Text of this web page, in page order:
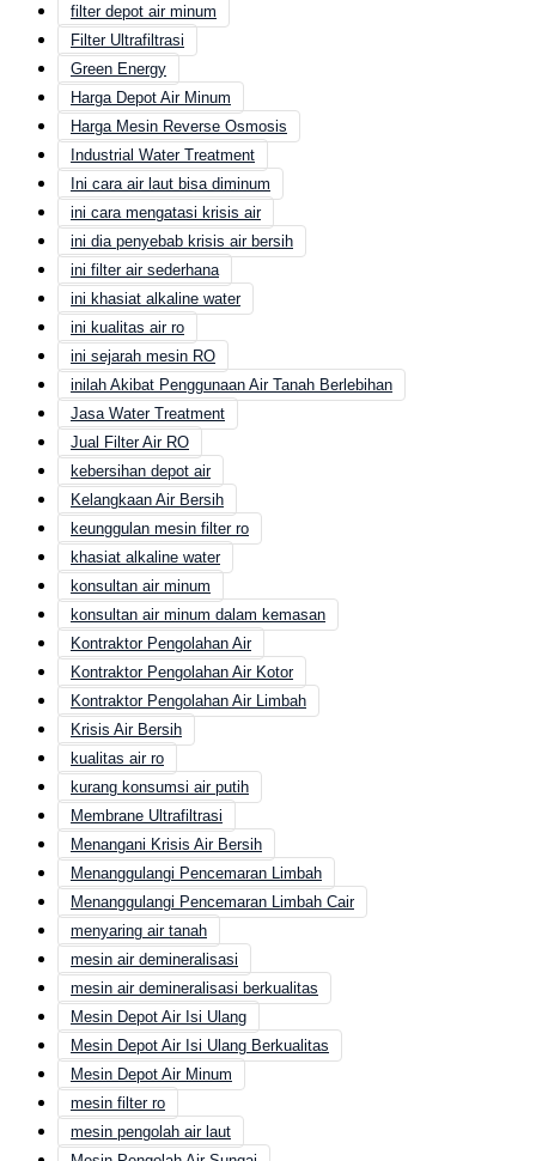
filter depot air minum
Filter Ultrafiltrasi
Green Energy
Harga Depot Air Minum
Harga Mesin Reverse Osmosis
Industrial Water Treatment
Ini cara air laut bisa diminum
ini cara mengatasi krisis air
ini dia penyebab krisis air bersih
ini filter air sederhana
ini khasiat alkaline water
ini kualitas air ro
ini sejarah mesin RO
inilah Akibat Penggunaan Air Tanah Berlebihan
Jasa Water Treatment
Jual Filter Air RO
kebersihan depot air
Kelangkaan Air Bersih
keunggulan mesin filter ro
khasiat alkaline water
konsultan air minum
konsultan air minum dalam kemasan
Kontraktor Pengolahan Air
Kontraktor Pengolahan Air Kotor
Kontraktor Pengolahan Air Limbah
Krisis Air Bersih
kualitas air ro
kurang konsumsi air putih
Membrane Ultrafiltrasi
Menangani Krisis Air Bersih
Menanggulangi Pencemaran Limbah
Menanggulangi Pencemaran Limbah Cair
menyaring air tanah
mesin air demineralisasi
mesin air demineralisasi berkualitas
Mesin Depot Air Isi Ulang
Mesin Depot Air Isi Ulang Berkualitas
Mesin Depot Air Minum
mesin filter ro
mesin pengolah air laut